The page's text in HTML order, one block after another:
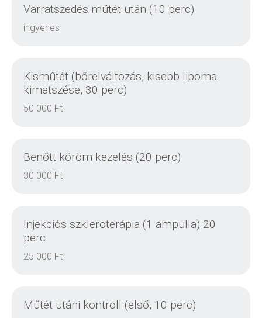
RÉSZLETEK
RÉSZLETEK
Varratszedés műtét után (10 perc)
ingyenes
RÉSZLETEK
Kisműtét (bőrelváltozás, kisebb lipoma
kimetszése, 30 perc)
50 000 Ft
Benőtt köröm kezelés (20 perc)
30 000 Ft
Injekciós szkleroterápia (1 ampulla) 20
perc
25 000 Ft
Műtét utáni kontroll (első, 10 perc)